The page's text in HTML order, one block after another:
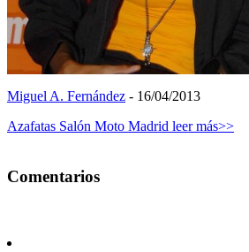
Miguel A. Fernández - 16/04/2013
Azafatas Salón Moto Madrid leer más>>
Comentarios